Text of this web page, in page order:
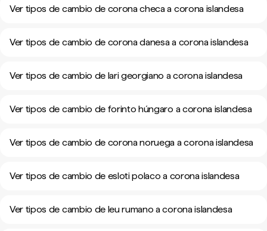
Ver tipos de cambio de corona checa a corona islandesa
Ver tipos de cambio de corona danesa a corona islandesa
Ver tipos de cambio de lari georgiano a corona islandesa
Ver tipos de cambio de forinto húngaro a corona islandesa
Ver tipos de cambio de corona noruega a corona islandesa
Ver tipos de cambio de esloti polaco a corona islandesa
Ver tipos de cambio de leu rumano a corona islandesa